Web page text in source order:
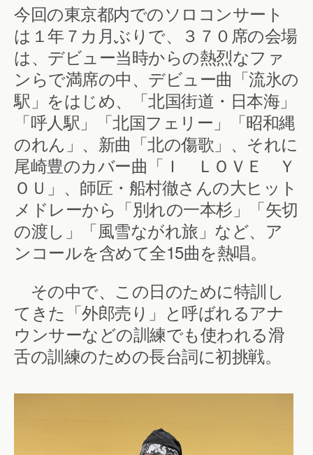
今回の東京都内でのソロコンサート
は１年７カ月ぶりで、３７０席の会場
は、デビュー当時からの熱烈なファ
ンらで満席の中、デビュー曲「流氷の
駅」をはじめ、「北国街道・日本海」
「呼人駅」「北国フェリー」「昭和縄
のれん」、新曲「北の傷歌」、それに
尾崎豊のカバー曲「Ｉ ＬＯＶＥ Ｙ
ＯＵ」、師匠・船村徹さんの大ヒット
メドレーから「別れの一本杉」「矢切
の渡し」「風雪ながれ旅」など、ア
ンコールを含めて全15曲を熱唱。
その中で、この日のために特訓し
てきた「外郎売り」と呼ばれるアナ
ウンサーなどの訓練でも使われる滑
舌の訓練のための長台詞に初挑戦。